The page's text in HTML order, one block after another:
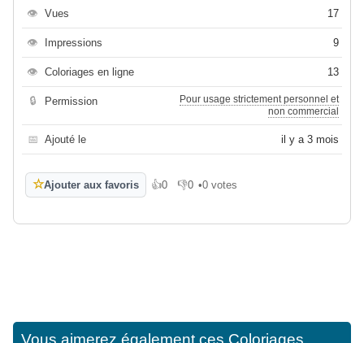
👁 Vues 17
👁 Impressions 9
👁 Coloriages en ligne 13
🔒 Permission
Pour usage strictement personnel et
non commercial
📅 Ajouté le il y a 3 mois
☆Ajouter aux favoris 👍0
J'aime👎0
Je n'aime pas
•0 votes
Vous aimerez également ces Coloriages